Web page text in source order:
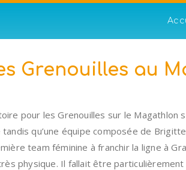
Grenouilles au
pour les Grenouilles sur le Magathlon
tandis qu’une équipe composée de
team féminine à franchir la ligne à
physique. Il fallait être